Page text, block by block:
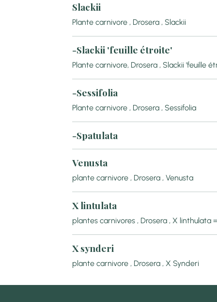
Slackii
Plante carnivore , Drosera , Slackii
-Slackii 'feuille étroite'
Plante carnivore, Drosera , Slackii 'feuille
-Sessifolia
Plante carnivore , Drosera , Sessifolia
-Spatulata
Venusta
plante carnivore , Drosera , Venusta
X lintulata
plantes carnivores , Drosera , X linthulata
X synderi
plante carnivore , Drosera , X Synderi